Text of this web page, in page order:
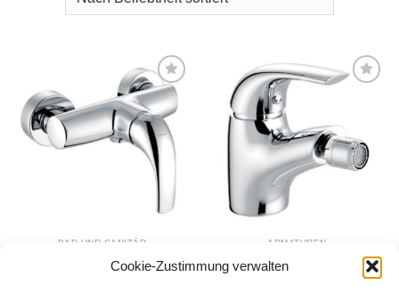
Cookie-Zustimmung verwalten
Zur
Wunschliste
hinzufügen
BAD UND SANITÄR
Brausearmatur
GENOVA VerdeLine
ARMATUREN
Bidetarmatur
GENOVA VerdeLine